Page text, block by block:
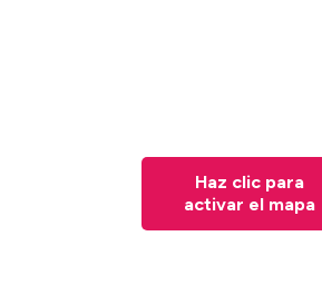
Haz clic para
activar el mapa